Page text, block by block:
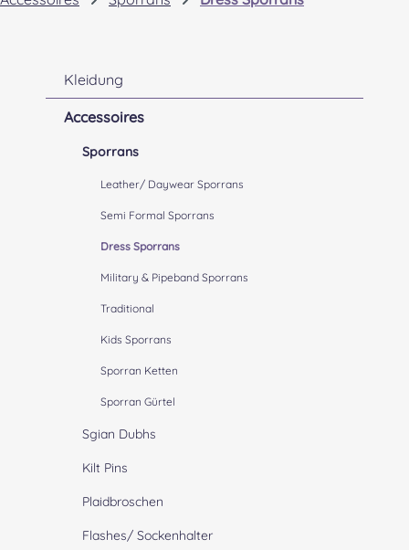
Kleidung
Accessoires
Sporrans
Leather/ Daywear Sporrans
Semi Formal Sporrans
Dress Sporrans
Military & Pipeband Sporrans
Traditional
Kids Sporrans
Sporran Ketten
Sporran Gürtel
Sgian Dubhs
Kilt Pins
Plaidbroschen
Flashes/ Sockenhalter